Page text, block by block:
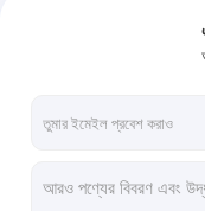
আবর্জনা কম্প্যাক্টর ট্রাক